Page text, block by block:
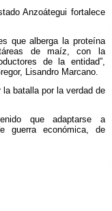
Anzoátegui fortalece
que alberga la proteína
de maíz, con la
de la entidad”,
Lisandro Marcano.
batalla por la verdad de
que adaptarse a
guerra económica, de